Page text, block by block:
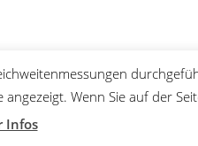
Wenn Sie auf der
Infos